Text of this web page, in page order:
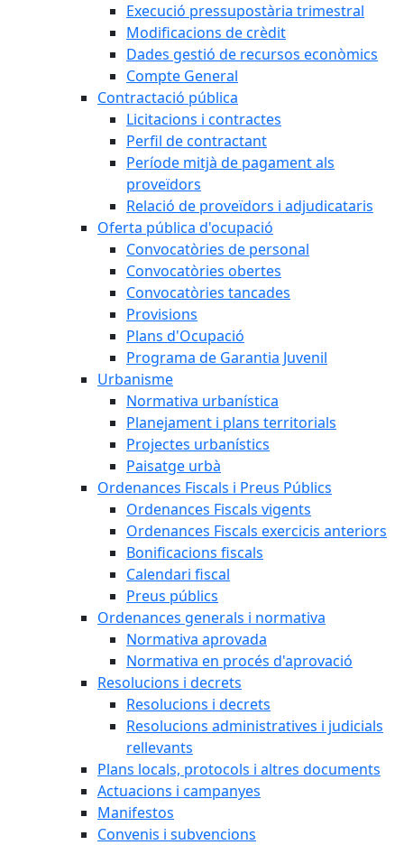
Execució pressupostària trimestral
Modificacions de crèdit
Dades gestió de recursos econòmics
Compte General
Contractació pública
Licitacions i contractes
Perfil de contractant
Període mitjà de pagament als
proveïdors
Relació de proveïdors i adjudicataris
Oferta pública d'ocupació
Convocatòries de personal
Convocatòries obertes
Convocatòries tancades
Provisions
Plans d'Ocupació
Programa de Garantia Juvenil
Urbanisme
Normativa urbanística
Planejament i plans territorials
Projectes urbanístics
Paisatge urbà
Ordenances Fiscals i Preus Públics
Ordenances Fiscals vigents
Ordenances Fiscals exercicis anteriors
Bonificacions fiscals
Calendari fiscal
Preus públics
Ordenances generals i normativa
Normativa aprovada
Normativa en procés d'aprovació
Resolucions i decrets
Resolucions i decrets
Resolucions administratives i judicials
rellevants
Plans locals, protocols i altres documents
Actuacions i campanyes
Manifestos
Convenis i subvencions